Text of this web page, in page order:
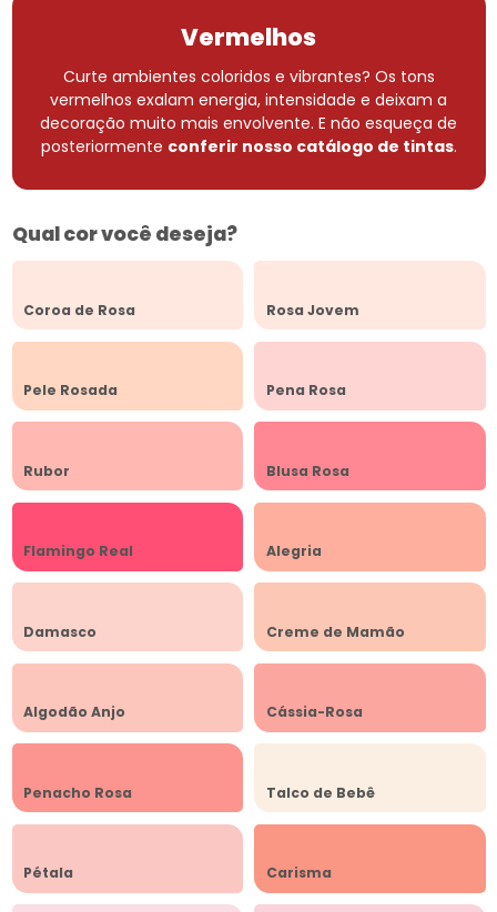
Vermelhos
Curte ambientes coloridos e vibrantes? Os tons
vermelhos exalam energia, intensidade e deixam a
decoração muito mais envolvente. E não esqueça de
posteriormente conferir nosso catálogo de tintas.
Qual cor você deseja?
Coroa de Rosa Rosa Jovem
Pele Rosada Pena Rosa
Rubor Blusa Rosa
Flamingo Real Alegria
Damasco Creme de Mamão
Algodão Anjo Cássia-Rosa
Penacho Rosa Talco de Bebê
Pétala Carisma